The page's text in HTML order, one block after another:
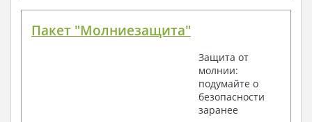
Пакет "Молниезащита"
Защита от
молнии:
подумайте о
безопасности
заранее